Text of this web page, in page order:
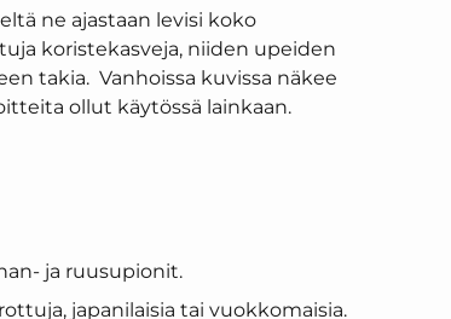
ne ajastaan levisi koko
koristekasveja, niiden upeiden
takia. Vanhoissa kuvissa näkee
ollut käytössä lainkaan.
ja ruusupionit.
japanilaisia tai vuokkomaisia.